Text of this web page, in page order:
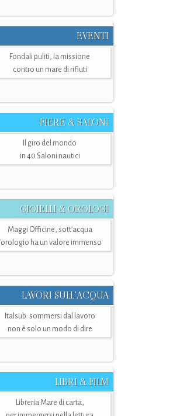
EVENTI
Fondali puliti, la missione
contro un mare di rifiuti
FIERE & SALONI
Il giro del mondo
in 40 Saloni nautici
GIOIELLI & OROLOGI
Maggi Officine, sott’acqua
l'orologio ha un valore immenso
LAVORI SULL’ACQUA
Italsub: sommersi dal lavoro
non è solo un modo di dire
LIBRI & FILM
Libreria Mare di carta,